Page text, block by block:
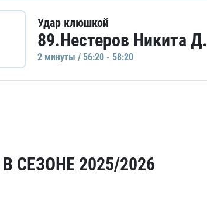
Удар клюшкой
89.Нестеров Никита Д.
2 минуты / 56:20 - 58:20
СЕЗОНЕ 2025/2026